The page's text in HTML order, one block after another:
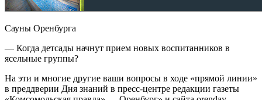
Сауны Оренбурга
— Когда детсады начнут прием новых воспитанников в
ясельные группы?
На эти и многие другие ваши вопросы в ходе «прямой линии»
в преддверии Дня знаний в пресс-центре редакции газеты